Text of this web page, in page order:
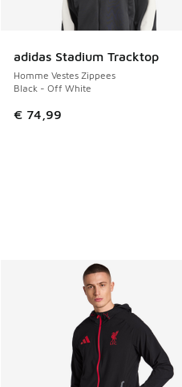
adidas Stadium Tracktop
Homme Vestes Zippees
Black - Off White
€ 74,99